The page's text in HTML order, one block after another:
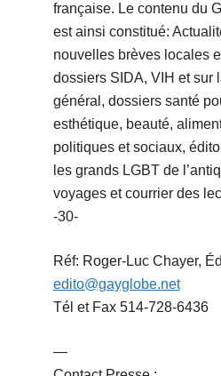
française. Le contenu du
est ainsi constitué:
nouvelles brèves locales
dossiers SIDA, VIH et sur
général, dossiers santé
esthétique, beauté,
politiques et sociaux,
les grands LGBT de
voyages et courrier des
-30-
Réf: Roger-Luc Chayer,
edito@gayglobe.net
Tél et Fax 514-728-6436
—